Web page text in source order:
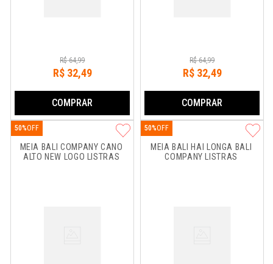
R$ 64,99
R$ 32,49
COMPRAR
R$ 64,99
R$ 32,49
COMPRAR
MEIA BALI COMPANY CANO
ALTO NEW LOGO LISTRAS
50%
MEIA BALI HAI LONGA BALI
COMPANY LISTRAS
50%